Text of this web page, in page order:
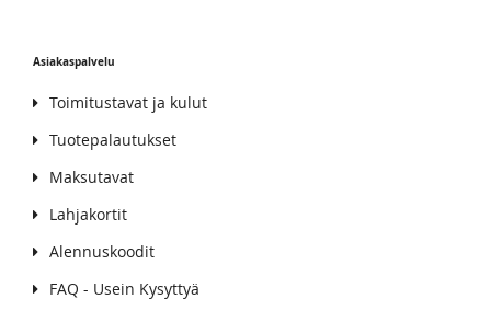
Asiakaspalvelu
Toimitustavat ja kulut
Tuotepalautukset
Maksutavat
Lahjakortit
Alennuskoodit
FAQ - Usein Kysyttyä